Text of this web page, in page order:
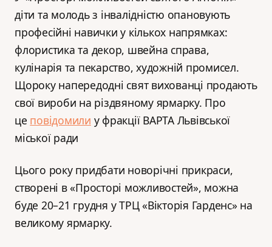
діти та молодь з інвалідністю опановують
професійні навички у кількох напрямках:
флористика та декор, швейна справа,
кулінарія та пекарство, художній промисел.
Щороку напередодні свят вихованці продають
свої вироби на різдвяному ярмарку. Про
це повідомили у фракції ВАРТА Львівської
міської ради
Цього року придбати новорічні прикраси,
створені в «Просторі можливостей», можна
буде 20–21 грудня у ТРЦ «Вікторія Гарденс» на
великому ярмарку.